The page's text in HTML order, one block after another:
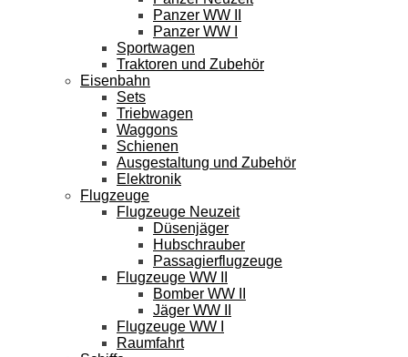
Panzer WW II
Panzer WW I
Sportwagen
Traktoren und Zubehör
Eisenbahn
Sets
Triebwagen
Waggons
Schienen
Ausgestaltung und Zubehör
Elektronik
Flugzeuge
Flugzeuge Neuzeit
Düsenjäger
Hubschrauber
Passagierflugzeuge
Flugzeuge WW II
Bomber WW II
Jäger WW II
Flugzeuge WW I
Raumfahrt